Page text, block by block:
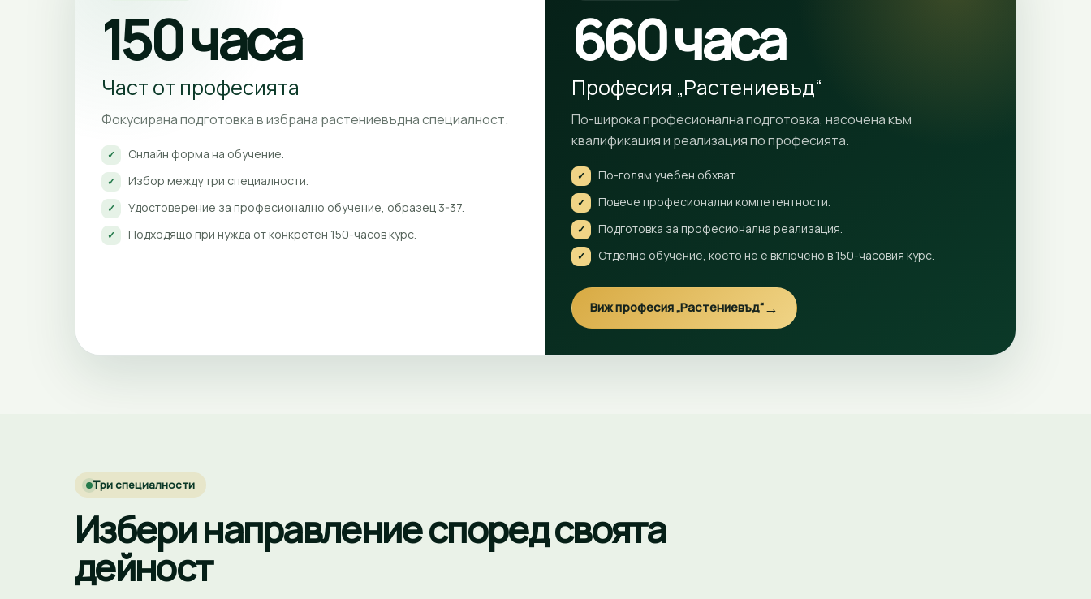
150 часа
Част от професията
Фокусирана подготовка в избрана растениевъдна специалност.
✓ Онлайн форма на обучение.
✓ Избор между три специалности.
✓ Удостоверение за професионално обучение, образец 3-37.
✓ Подходящо при нужда от конкретен 150-часов курс.
660 часа
Професия „Растениевъд“
По-широка професионална подготовка, насочена към
квалификация и реализация по професията.
✓ По-голям учебен обхват.
✓ Повече професионални компетентности.
✓ Подготовка за професионална реализация.
✓ Отделно обучение, което не е включено в 150-часовия курс.
Виж професия „Растениевъд“→
Три специалности
Избери направление според своята
дейност